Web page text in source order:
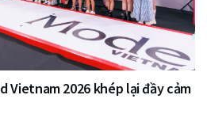
Vietnam 2026 khép lại đầy cảm